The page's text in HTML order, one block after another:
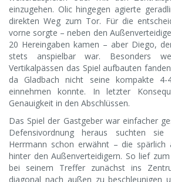
einzugehen. Olic hingegen agierte
direkten Weg zum Tor. Für die
vorne sorgte – neben den
20 Hereingaben kamen – aber Diego,
stets anspielbar war. Besonders
Vertikalpässen das Spiel aufbauten
da Gladbach nicht seine kompakte 4-
einnehmen konnte. In letzter
Genauigkeit in den Abschlüssen.
Das Spiel der Gastgeber war einfacher
Defensivordnung heraus suchten
Herrmann schon erwähnt – die spärlich
hinter den Außenverteidigern. So lief
bei seinem Treffer zunächst ins
diagonal nach außen zu beschleunigen